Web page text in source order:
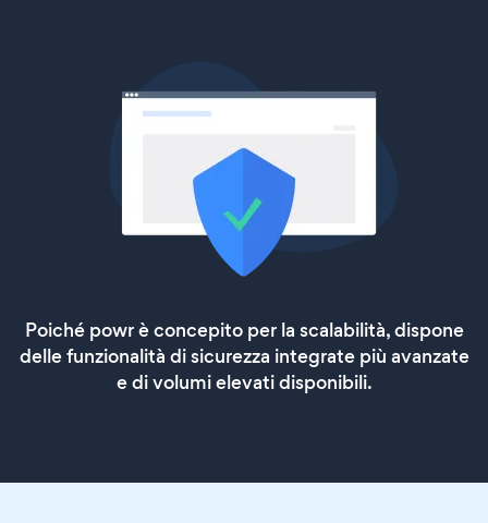
Poiché powr è concepito per la scalabilità, dispone
delle funzionalità di sicurezza integrate più avanzate
e di volumi elevati disponibili.